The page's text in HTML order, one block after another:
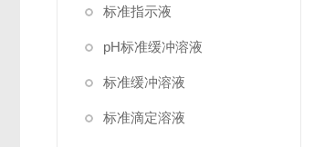
标准指示液
pH标准缓冲溶液
标准缓冲溶液
标准滴定溶液